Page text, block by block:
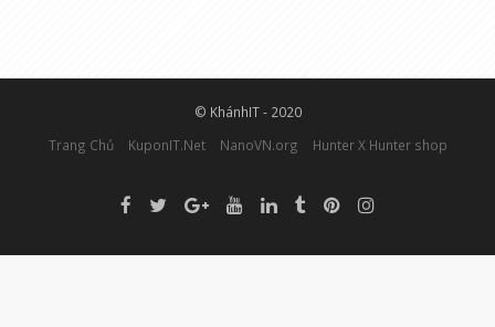
© KhánhIT - 2020
Trang Chủ
KuponIT.Net NanoVN.org Hunter X Hunter shop